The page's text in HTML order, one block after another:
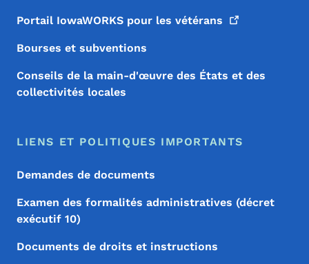
Portail IowaWORKS pour les vétérans
Bourses et subventions
Conseils de la main-d'œuvre des États et des
collectivités locales
LIENS ET POLITIQUES IMPORTANTS
Demandes de documents
Examen des formalités administratives (décret
exécutif 10)
Documents de droits et instructions